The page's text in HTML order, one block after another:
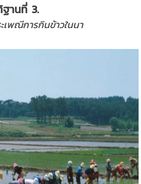
านที่ 3.
เพณีการกินข้าวในนา